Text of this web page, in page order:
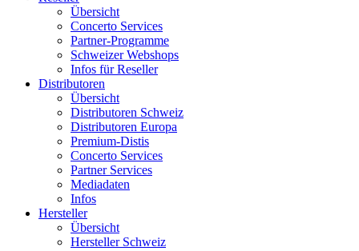
Übersicht
Concerto Services
Partner-Programme
Schweizer Webshops
Infos für Reseller
Distributoren
Übersicht
Distributoren Schweiz
Distributoren Europa
Premium-Distis
Concerto Services
Partner Services
Mediadaten
Infos
Hersteller
Übersicht
Hersteller Schweiz